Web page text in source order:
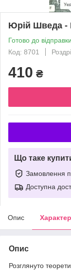
Юрій Шведа -
Готово до відправки
Код: 8701
410 ₴
Що таке
Замовлення
Доступна
Опис
Опис
Розглянуто